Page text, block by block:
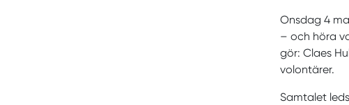
Onsdag 4
– och höra
gör: Claes
volontärer.
Samtalet